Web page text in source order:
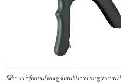
Slike su informativnog karaktera i mogu se